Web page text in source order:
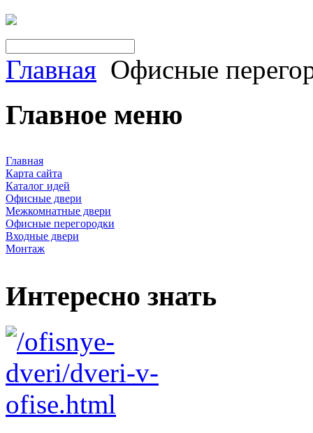
Главная Офисные
Главное меню
Главная
Карта сайта
Каталог идей
Офисные двери
Межкомнатные двери
Офисные перегородки
Входные двери
Монтаж
Интересно знать